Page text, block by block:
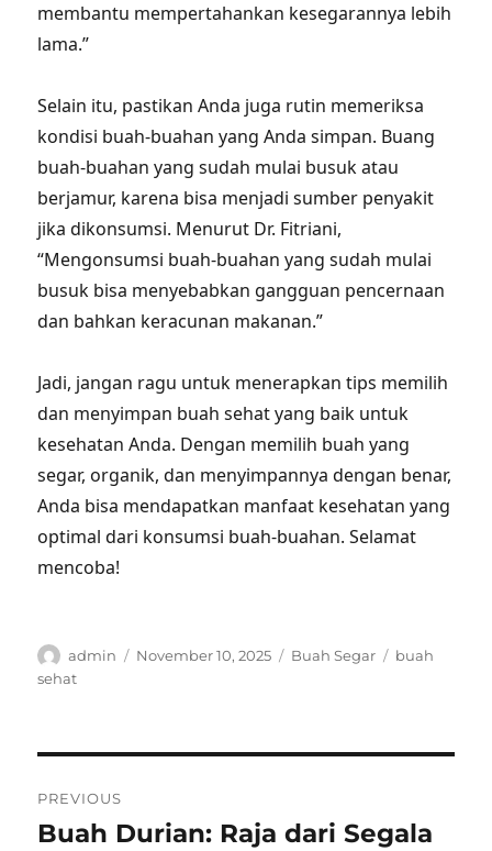
membantu mempertahankan kesegarannya lebih
lama.”
Selain itu, pastikan Anda juga rutin memeriksa
kondisi buah-buahan yang Anda simpan. Buang
buah-buahan yang sudah mulai busuk atau
berjamur, karena bisa menjadi sumber penyakit
jika dikonsumsi. Menurut Dr. Fitriani,
“Mengonsumsi buah-buahan yang sudah mulai
busuk bisa menyebabkan gangguan pencernaan
dan bahkan keracunan makanan.”
Jadi, jangan ragu untuk menerapkan tips memilih
dan menyimpan buah sehat yang baik untuk
kesehatan Anda. Dengan memilih buah yang
segar, organik, dan menyimpannya dengan benar,
Anda bisa mendapatkan manfaat kesehatan yang
optimal dari konsumsi buah-buahan. Selamat
mencoba!
Author
admin
Posted
November 10, 2025 Categories
Buah Segar Tags
buah
sehat
navigation
PREVIOUS
Previous
Buah Durian: Raja dari Segala